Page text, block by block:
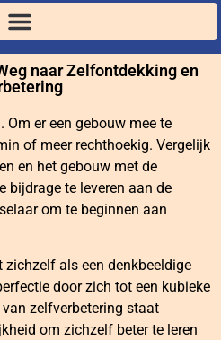
naar Zelfontdekking en
Om er een gebouw mee te
of meer rechthoekig. Vergelijk
en het gebouw met de
bijdrage te leveren aan de
om te beginnen aan
als een denkbeeldige
door zich tot een kubieke
zelfverbetering staat
om zichzelf beter te leren